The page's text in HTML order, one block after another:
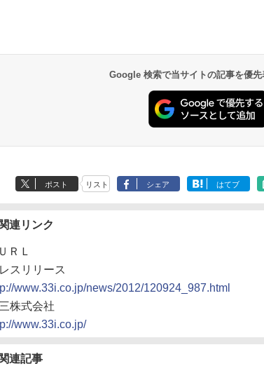
Google 検索で当サイトの記事を優先
ポスト リスト シェア はてブ
関連リンク
ＵＲＬ
スリリース
www.33i.co.jp/news/2012/120924_987.html
株式会社
www.33i.co.jp/
関連記事